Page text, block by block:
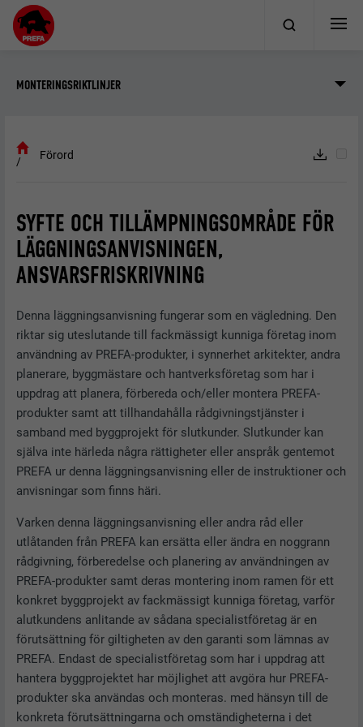
MONTERINGSRIKTLINJER
Förord
SYFTE OCH TILLÄMPNINGSOMRÅDE FÖR
LÄGGNINGSANVISNINGEN,
ANSVARSFRISKRIVNING
Denna läggningsanvisning fungerar som en vägledning. Den
riktar sig uteslutande till fackmässigt kunniga företag inom
användning av PREFA-produkter, i synnerhet arkitekter, andra
planerare, byggmästare och hantverksföretag som har i
uppdrag att planera, förbereda och/eller montera PREFA-
produkter samt att tillhandahålla rådgivningstjänster i
samband med byggprojekt för slutkunder. Slutkunder kan
själva inte härleda några rättigheter eller anspråk gentemot
PREFA ur denna läggningsanvisning eller de instruktioner och
anvisningar som finns häri.
Varken denna läggningsanvisning eller andra råd eller
utlåtanden från PREFA kan ersätta eller ändra en noggrann
rådgivning, förberedelse och planering av användningen av
PREFA-produkter samt deras montering inom ramen för ett
konkret byggprojekt av fackmässigt kunniga företag, varför
alutkundens anlitande av sådana specialistföretag är en
förutsättning för giltigheten av den garanti som lämnas av
PREFA. Endast de specialistföretag som har i uppdrag att
hantera byggprojektet har möjlighet att avgöra hur PREFA-
produkter ska användas och monteras. med hänsyn till de
konkreta förutsättningarna och omständigheterna i det